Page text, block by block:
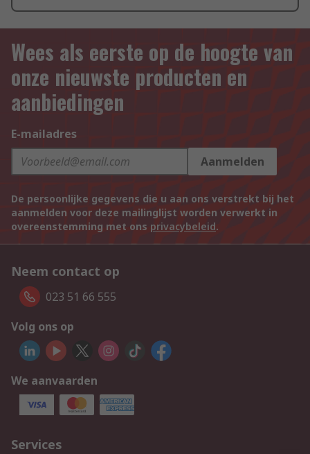
Wees als eerste op de hoogte van
onze nieuwste producten en
aanbiedingen
E-mailadres
Aanmelden
De persoonlijke gegevens die u aan ons verstrekt bij het
aanmelden voor deze mailinglijst worden verwerkt in
overeenstemming met ons privacybeleid.
Neem contact op
023 51 66 555
Volg ons op
We aanvaarden
Services